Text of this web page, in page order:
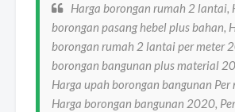
Harga borongan rumah 2 lantai,
borongan pasang hebel plus bahan,
borongan rumah 2 lantai per meter
borongan bangunan plus material
Harga upah borongan bangunan
Harga borongan bangunan 2020,